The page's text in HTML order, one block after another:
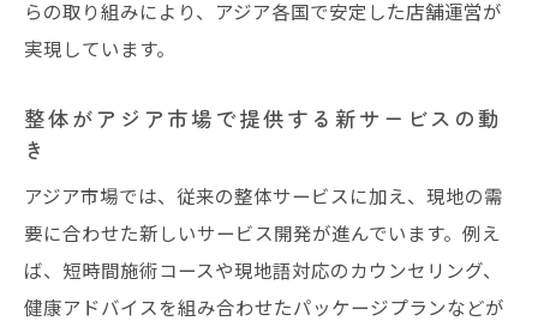
らの取り組みにより、アジア各国で安定した店舗運営が
実現しています。
整体がアジア市場で提供する新サービスの動
き
アジア市場では、従来の整体サービスに加え、現地の需
要に合わせた新しいサービス開発が進んでいます。例え
ば、短時間施術コースや現地語対応のカウンセリング、
健康アドバイスを組み合わせたパッケージプランなどが